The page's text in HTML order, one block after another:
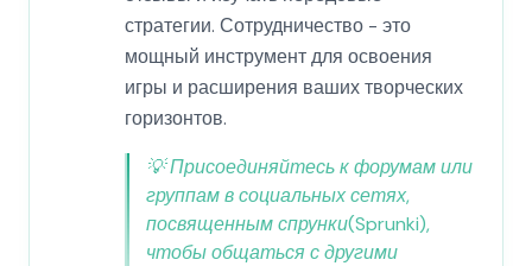
стратегии. Сотрудничество - это
мощный инструмент для освоения
игры и расширения ваших творческих
горизонтов.
💡Присоединяйтесь к форумам или
группам в социальных сетях,
посвященным спрунки(Sprunki),
чтобы общаться с другими